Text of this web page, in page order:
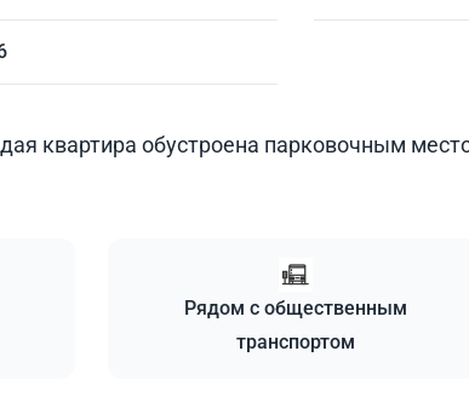
квартира обустроена парковочным
Рядом с общественным
транспортом